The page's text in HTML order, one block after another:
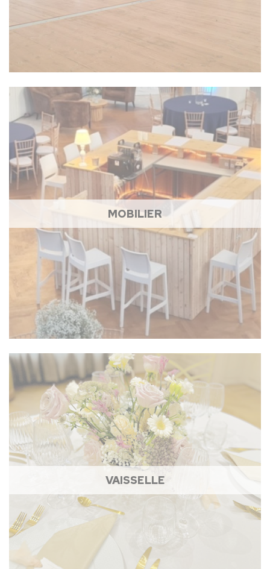
MOBILIER
VAISSELLE